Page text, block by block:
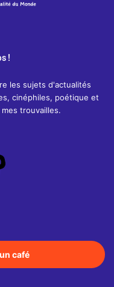
!
les sujets d'actualités
cinéphiles, poétique et
trouvailles.
café